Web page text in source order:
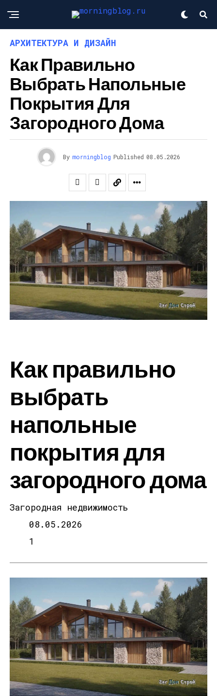
АРХИТЕКТУРА И ДИЗАЙН
Как Правильно
Выбрать Напольные
Покрытия Для
Загородного Дома
By morningblog Published 08.05.2026
Как правильно
выбрать
напольные
покрытия для
загородного дома
Загородная недвижимость
08.05.2026
1